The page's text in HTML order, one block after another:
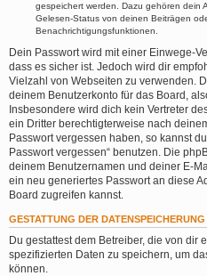
gespeichert werden. Dazu gehören dein
Gelesen-Status von deinen Beiträgen
Benachrichtigungsfunktionen.
Dein Passwort wird mit einer Einwege-
dass es sicher ist. Jedoch wird dir
Vielzahl von Webseiten zu verwenden.
deinem Benutzerkonto für das Board,
Insbesondere wird dich kein Vertreter
ein Dritter berechtigterweise nach
Passwort vergessen haben, so kannst
Passwort vergessen“ benutzen. Die
deinem Benutzernamen und deiner E-
ein neu generiertes Passwort an diese
Board zugreifen kannst.
GESTATTUNG DER DATENSPEICHERUNG
Du gestattest dem Betreiber, die von dir
spezifizierten Daten zu speichern, um
können.